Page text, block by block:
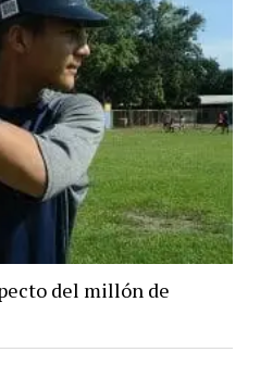
del millón de